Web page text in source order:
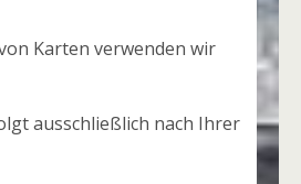
Karten verwenden wir
ausschließlich nach Ihrer